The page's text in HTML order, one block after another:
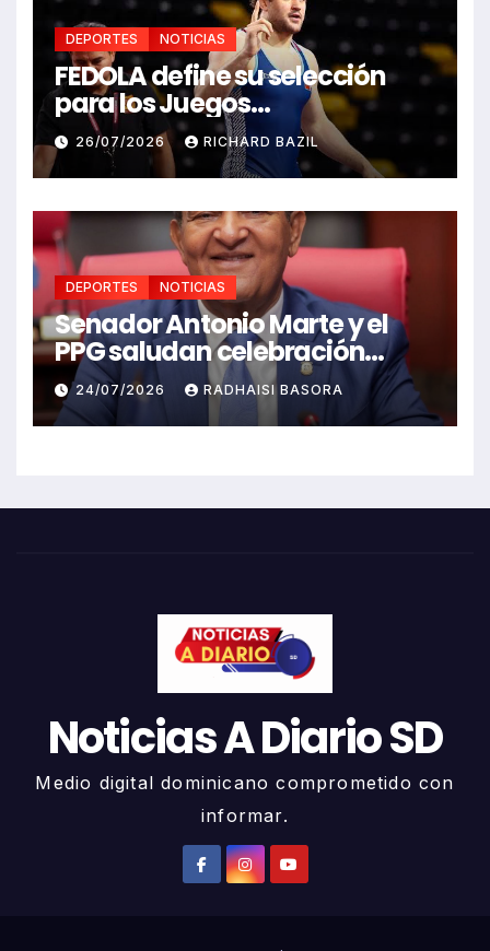
DEPORTES NOTICIAS
FEDOLA define su selección
para los Juegos
Centroamericanos y del
Caribe Santo Domingo 2026
26/07/2026 RICHARD BAZIL
DEPORTES NOTICIAS
Senador Antonio Marte y el
PPG saludan celebración
Juegos Centroamericanos
24/07/2026 RADHAISI BASORA
Noticias A Diario SD
Medio digital dominicano comprometido con
informar.